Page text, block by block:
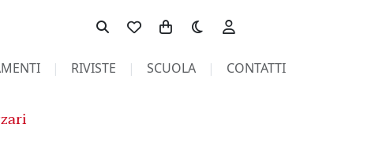
Toggle theme
RIVISTE SCUOLA CONTATTI